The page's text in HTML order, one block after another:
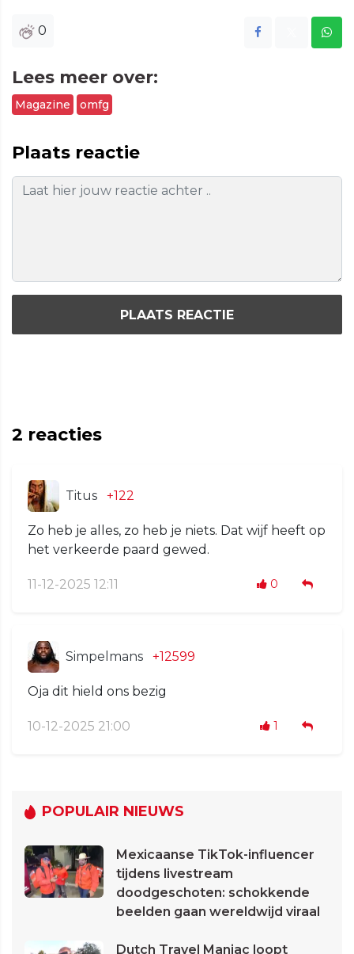
0
Lees meer over:
Magazine omfg
Plaats reactie
PLAATS REACTIE
2 reacties
Titus +122
Zo heb je alles, zo heb je niets. Dat wijf heeft op
het verkeerde paard gewed.
11-12-2025 12:11 0
Simpelmans +12599
Oja dit hield ons bezig
10-12-2025 21:00 1
POPULAIR NIEUWS
Mexicaanse TikTok-influencer
tijdens livestream
doodgeschoten: schokkende
beelden gaan wereldwijd viraal
Dutch Travel Maniac loopt